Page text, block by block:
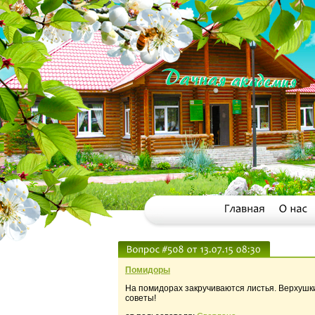
Помидоры
На помидорах закручиваются листья.
советы!